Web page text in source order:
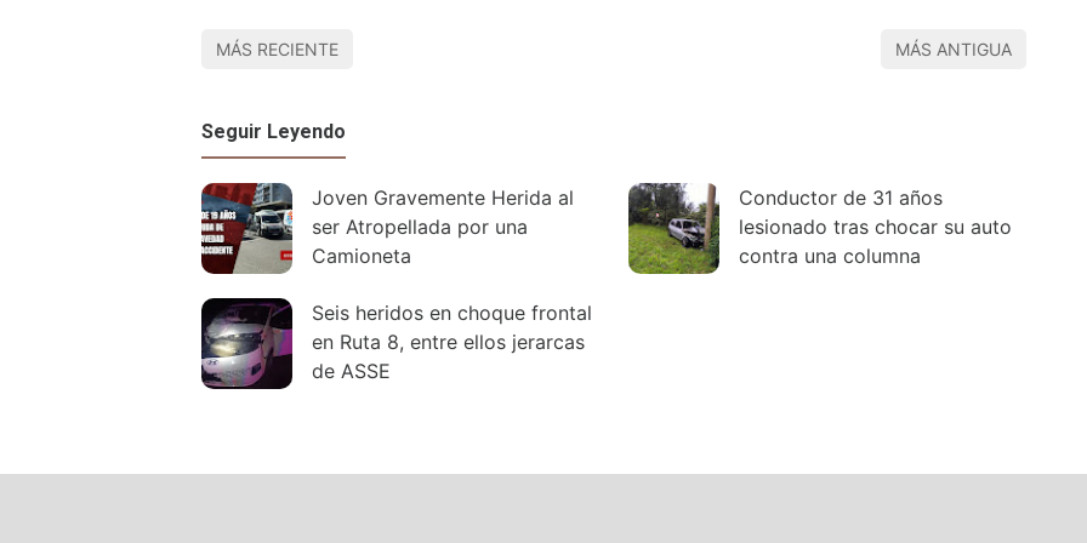
MÁS RECIENTE MÁS ANTIGUA
Seguir Leyendo
Joven Gravemente Herida al
ser Atropellada por una
Camioneta
Conductor de 31 años
lesionado tras chocar su auto
contra una columna
Seis heridos en choque frontal
en Ruta 8, entre ellos jerarcas
de ASSE